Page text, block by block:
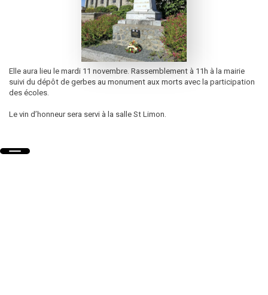
Elle aura lieu le mardi 11 novembre. Rassemblement à 11h à la mairie
suivi du dépôt de gerbes au monument aux morts avec la participation
des écoles.
Le vin d’honneur sera servi à la salle St Limon.